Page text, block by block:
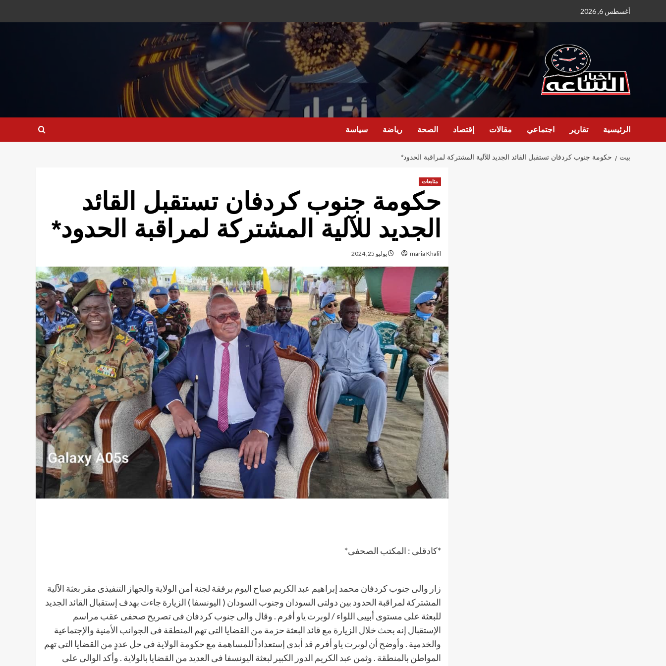
أغسطس 6, 2026
الرئيسية تقارير اجتماعي مقالات إقتصاد الصحة رياضة سياسة
بيت حكومة جنوب كردفان تستقبل القائد الجديد للآلية المشتركة لمراقبة الحدود*
متابعات
حكومة جنوب كردفان تستقبل القائد
الجديد للآلية المشتركة لمراقبة الحدود*
maria Khalil يوليو 25, 2024
*كادقلى : المكتب الصحفى*
زار والى جنوب كردفان محمد إبراهيم عبد الكريم صباح اليوم برفقة لجنة أمن الولاية والجهاز التنفيذى مقر بعثة الآلية
المشتركة لمراقبة الحدود بين دولتى السودان وجنوب السودان ( اليونسفا ) الزيارة جاءت بهدف إستقبال القائد الجديد
للبعثة على مستوى أبييى اللواء / لوبرت ياو أفرم . وقال والى جنوب كردفان فى تصريح صحفى عقب مراسم
الإستقبال إنه بحث خلال الزيارة مع قائد البعثة حزمة من القضايا التى تهم المنطقة فى الجوانب الأمنية والإجتماعية
والخدمية . وأوضح أن لوبرت ياو أفرم قد أبدى إستعداداً للمساهمة مع حكومة الولاية فى حل عددٍ من القضايا التى تهم
المواطن بالمنطقة . وثمن عبد الكريم الدور الكبير لبعثة اليونسفا فى العديد من القضايا بالولاية . وأكد الوالى على